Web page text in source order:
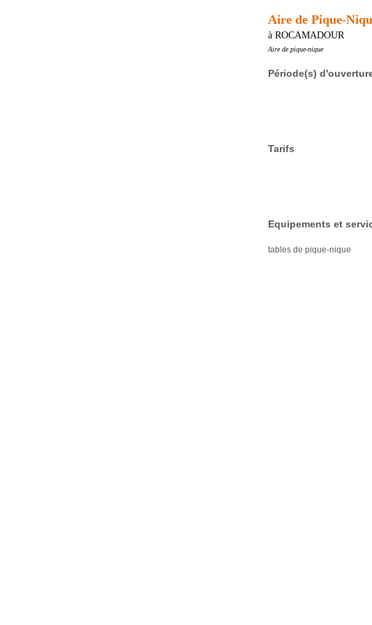
Aire de Pique-
à ROCAMADOUR
Aire de pique-nique
Période(s)
Tarifs
Equipements et
tables de pique-nique